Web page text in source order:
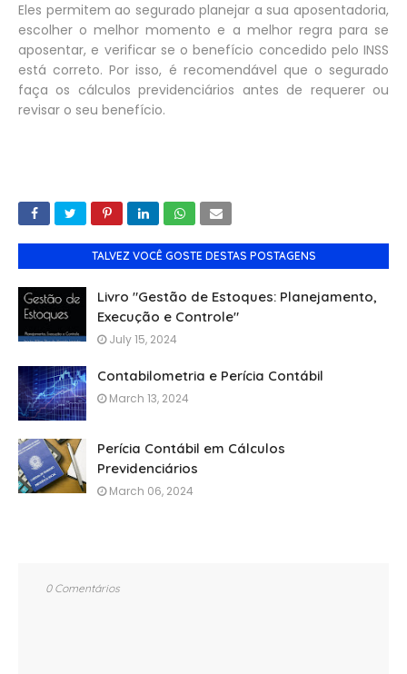
Eles permitem ao segurado planejar a sua aposentadoria,
escolher o melhor momento e a melhor regra para se
aposentar, e verificar se o benefício concedido pelo INSS
está correto. Por isso, é recomendável que o segurado
faça os cálculos previdenciários antes de requerer ou
revisar o seu benefício.
TALVEZ VOCÊ GOSTE DESTAS POSTAGENS
Livro "Gestão de Estoques: Planejamento,
Execução e Controle"
July 15, 2024
Contabilometria e Perícia Contábil
March 13, 2024
Perícia Contábil em Cálculos
Previdenciários
March 06, 2024
0 Comentários